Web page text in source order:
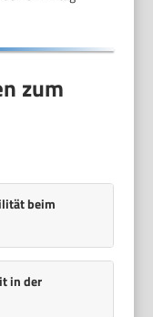
zum
beim
in der